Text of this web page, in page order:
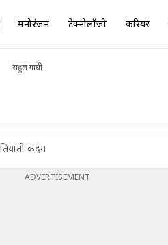
मनोरंजन टेक्नोलॉजी करियर
राहुल गांधी
कदम
ADVERTISEMENT